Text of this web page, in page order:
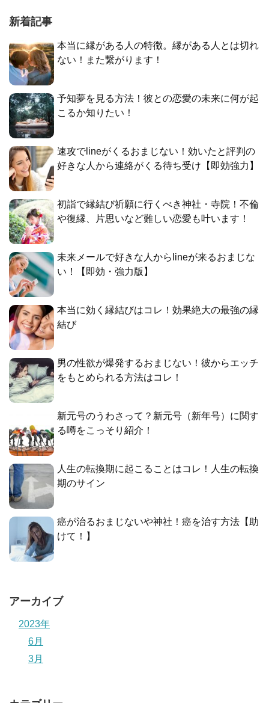
新着記事
本当に縁がある人の特徴。縁がある人とは切れ
ない！また繋がります！
予知夢を見る方法！彼との恋愛の未来に何が起
こるか知りたい！
速攻でlineがくるおまじない！効いたと評判の
好きな人から連絡がくる待ち受け【即効強力】
初詣で縁結び祈願に行くべき神社・寺院！不倫
や復縁、片思いなど難しい恋愛も叶います！
未来メールで好きな人からlineが来るおまじな
い！【即効・強力版】
本当に効く縁結びはコレ！効果絶大の最強の縁
結び
男の性欲が爆発するおまじない！彼からエッチ
をもとめられる方法はコレ！
新元号のうわさって？新元号（新年号）に関す
る噂をこっそり紹介！
人生の転換期に起こることはコレ！人生の転換
期のサイン
癌が治るおまじないや神社！癌を治す方法【助
けて！】
アーカイブ
2023年
6月
3月